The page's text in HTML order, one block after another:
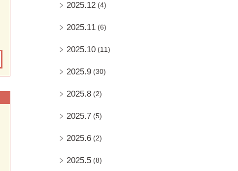
2025.12 (4)
2025.11 (6)
2025.10 (11)
2025.9 (30)
2025.8 (2)
2025.7 (5)
2025.6 (2)
2025.5 (8)